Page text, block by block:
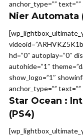
anchor_type=””
Nier Automata
hd=”0″ autoplay=”0″
autohide=”1″
show_logo=”1″
anchor_type=””
Star Ocean :
(PS4)